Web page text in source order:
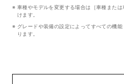
車種やモデルを変更する場合は［車種また
けます。
グレードや装備の設定によってすべての機
ります。